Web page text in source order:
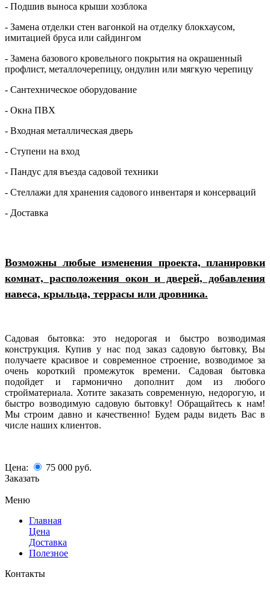
- Подшив выноса крыши хозблока
- Замена отделки стен вагонкой на отделку блокхаусом,
имитацией бруса или сайдингом
- Замена базового кровельного покрытия на окрашенный
профлист, металлочерепицу, ондулин или мягкую черепицу
- Сантехническое оборудование
- Окна ПВХ
- Входная металлическая дверь
- Ступени на вход
- Пандус для въезда садовой техники
- Стеллажи для хранения садового инвентаря и консерваций
- Доставка
Возможны любые изменения проекта, планировки
комнат, расположения окон и дверей, добавления
навеса, крыльца, террасы или дровника.
Садовая бытовка: это недорогая и быстро возводимая
конструкция. Купив у нас под заказ садовую бытовку, Вы
получаете красивое и современное строение, возводимое за
очень короткий промежуток времени. Садовая бытовка
подойдет и гармонично дополнит дом из любого
стройматериала. Хотите заказать современную, недорогую, и
быстро возводимую садовую бытовку! Обращайтесь к нам!
Мы строим давно и качественно! Будем рады видеть Вас в
числе наших клиентов.
Цена: 75 000 руб.
Заказать
Меню
Главная
Цена
Доставка
Полезное
Контакты